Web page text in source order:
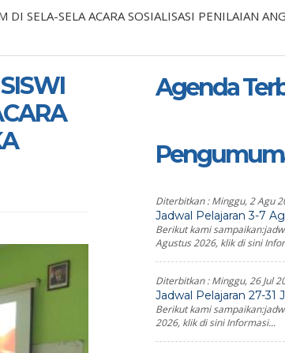
SELA-SELA ACARA SOSIALISASI PENILAIAN
Agenda
Diterbitkan :Minggu, 2 Agu
Jadwal Pelajaran 3-7
Berikut kami
Agustus 2026, klik di sini
Diterbitkan :Minggu, 26 Jul
Jadwal Pelajaran 27-31
Berikut kami
2026, klik di sini Informasi...